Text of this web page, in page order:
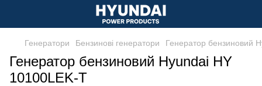
Генератори Бензинові генератори Генератор бензиновий
Генератор бензиновий Hyundai HY
10100LEK-T